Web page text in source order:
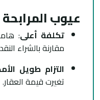
عيوب المرابحة
تكلفة أعلى:
مقارنة بالشراء
التزام طويل
تغيرت قيمة العقار.